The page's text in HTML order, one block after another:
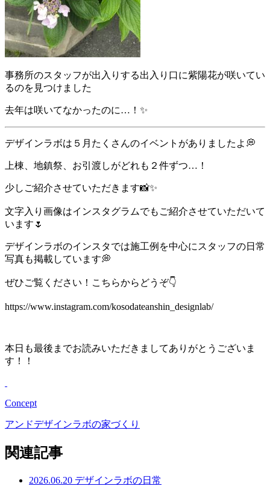
事務所のスタッフが出入りする出入り口に紫陽花が咲いてい
るのを見つけました
去年は咲いてなかったのに…！✨
デザインラボは５月たくさんのイベントがありましたよ💭
上棟、地鎮祭、お引渡しがどれも２件ずつ…！
少しご紹介させていただきます📸✨
文字入り画像はインスタグラムでもご紹介させていただいて
います🌷
デザインラボのインスタでは施工例を中心にスタッフの日常
写真も掲載しています💭
ぜひご覧ください！こちらからどうぞ👇
https://www.instagram.com/kosodateanshin_designlab/
本日も最後までお読みいただきましてありがとうございま
す！！
Concept
アンドデザインラボの家づくり
関連記事
2026.06.20 デザインラボの日常